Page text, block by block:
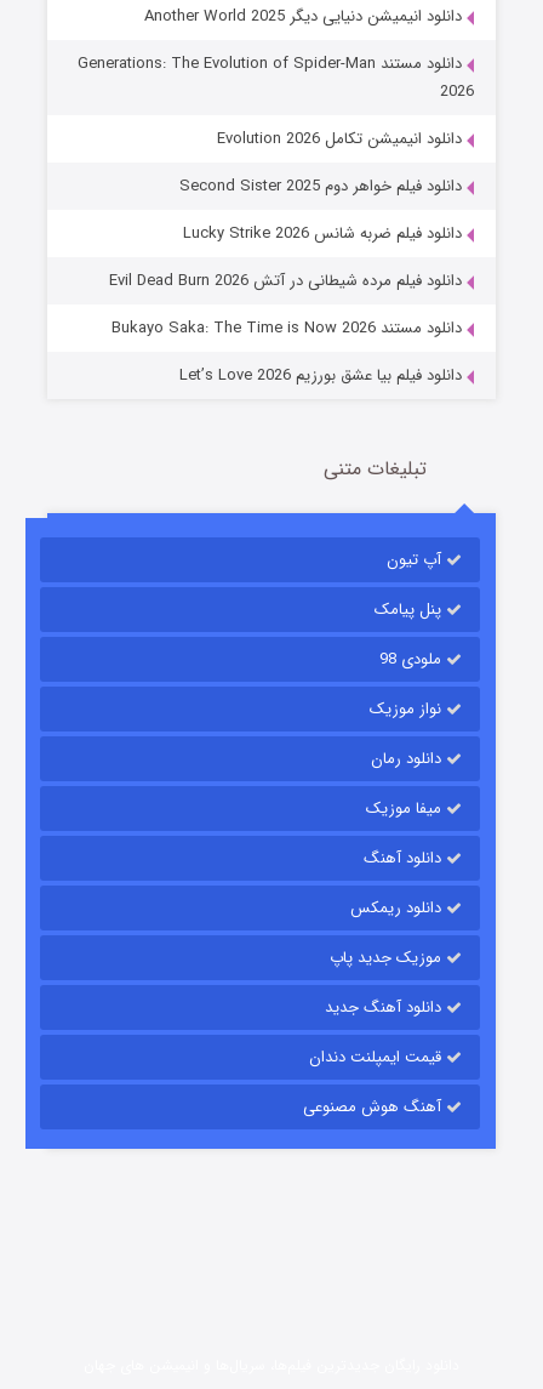
جادوگری در مغولستان
باب اسفنجی فصل ۱۷
قسمت6 (زیرنویس) منتشر شد
قسمت15 (دوبله) منتشر شد
دانلود انیمیشن دنیایی دیگر Another World 2025
دانلود مستند Generations: The Evolution of Spider-Man
2026
دانلود انیمیشن تکامل Evolution 2026
دانلود فیلم خواهر دوم Second Sister 2025
دانلود فیلم ضربه شانس Lucky Strike 2026
دانلود فیلم مرده شیطانی در آتش Evil Dead Burn 2026
دانلود مستند Bukayo Saka: The Time is Now 2026
دانلود فیلم بیا عشق بورزیم Let’s Love 2026
تبلیغات متنی
آپ تیون
پنل پیامک
ملودی 98
نواز موزیک
دانلود رمان
میفا موزیک
دانلود آهنگ
دانلود ریمکس
موزیک جدید پاپ
دانلود آهنگ جدید
قیمت ایمپلنت دندان
آهنگ هوش مصنوعی